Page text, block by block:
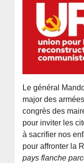
Le général
major des
congrès des
pour inviter les
à sacrifier nos
pour affronter la
pays flanche